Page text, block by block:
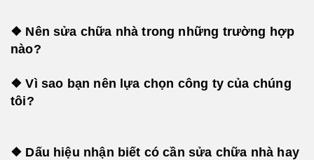
❖ Nên sửa chữa nhà trong những trường hợp
nào?
❖ Vì sao bạn nên lựa chọn công ty của chúng
tôi?
❖ Dấu hiệu nhận biết có cần sửa chữa nhà hay